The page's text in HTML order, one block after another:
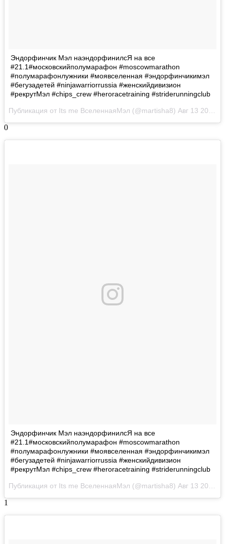
Эндорфинчик Мэл наэндорфинилсЯ на все
#21.1#московскийполумарафон #moscowmarathon
#полумарафонлужники #моявселенная #эндорфинчикимэл
#бегузадетей #ninjawarriorrussia #женскийдивизион
#рекрутМэл #chips_crew #heroracetraining #striderunningclub
Публикация от Its me ВселеннаяМэл (@martisha8) Авг 13 2017 в 12:58 PDT
0
Эндорфинчик Мэл наэндорфинилсЯ на все
#21.1#московскийполумарафон #moscowmarathon
#полумарафонлужники #моявселенная #эндорфинчикимэл
#бегузадетей #ninjawarriorrussia #женскийдивизион
#рекрутМэл #chips_crew #heroracetraining #striderunningclub
Публикация от Its me ВселеннаяМэл (@martisha8) Авг 13 2017 в 12:58 PDT
1